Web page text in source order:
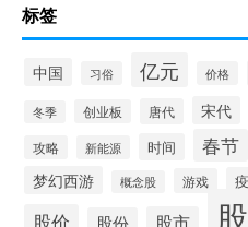
标签
中国 习俗 亿元 价格
冬季 创业板 唐代 宋代
攻略 新能源 时间 春节
梦幻西游 概念股 游戏
股价 股份 股市